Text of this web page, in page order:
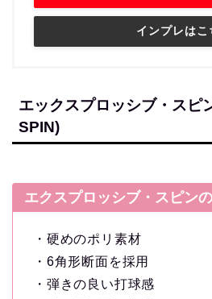
インプレはこ
エックスプロッシブ・スピ
SPIN)
エクスプロッシブ・スピン
・硬めのポリ素材
・6角形断面を採用
・弾きの良い打球感